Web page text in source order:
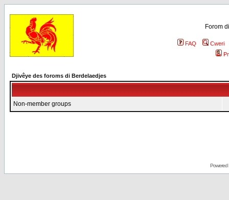
Forom
FAQ
Cweri
Djivêye des foroms di Berdelaedjes
Non-member groups
Powered